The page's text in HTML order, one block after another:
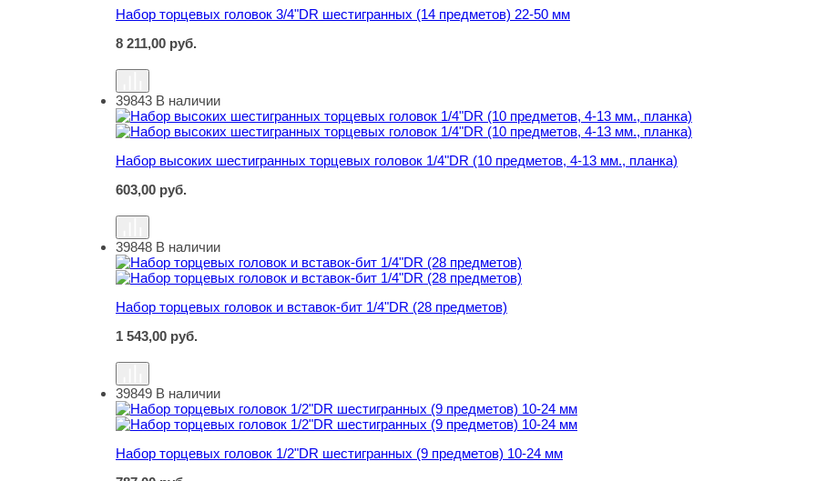
Набор торцевых головок 3/4"DR шестигранных (14 предметов) 22-50 мм
8 211,00 руб.
Набор высоких шестигранных торцевых головок 1/4"DR (10 предметов, 4-13 мм., планка)
39843 В наличии
Набор высоких шестигранных торцевых головок 1/4"DR (10 предметов, 4-13 мм., планка)
603,00 руб.
Набор торцевых головок и вставок-бит 1/4"DR (28 пpедметов)
39848 В наличии
Набор торцевых головок и вставок-бит 1/4"DR (28 пpедметов)
1 543,00 руб.
Набор торцевых головок 1/2"DR шестигранных (9 предметов) 10-24 мм
39849 В наличии
Набор торцевых головок 1/2"DR шестигранных (9 предметов) 10-24 мм